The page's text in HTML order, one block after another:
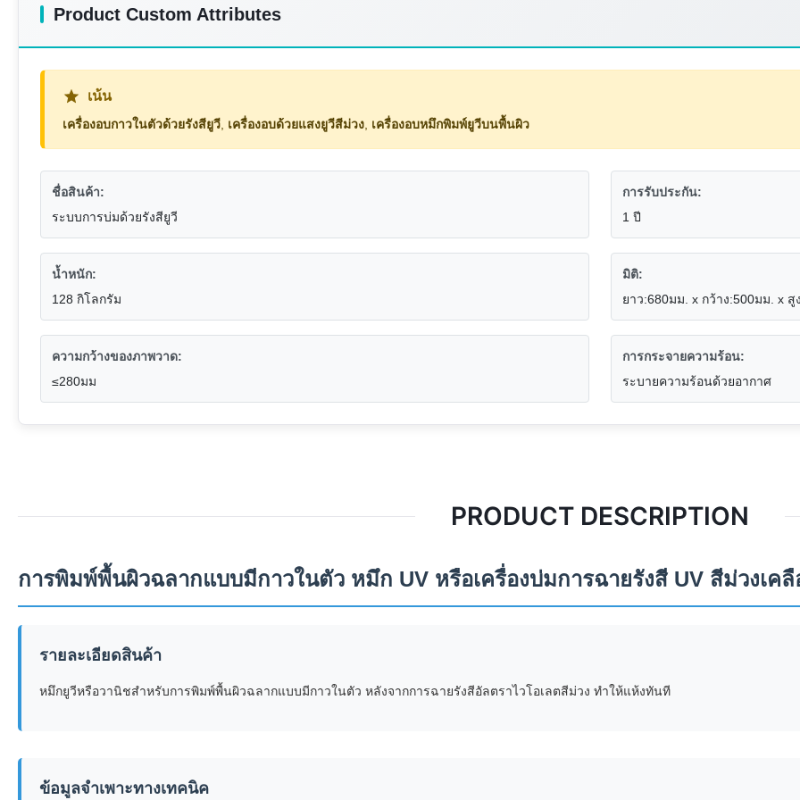
Product Custom Attributes
เน้น
เครื่องอบกาวในตัวด้วยรังสียูวี เครื่องอบด้วยแสงยูวีสีม่วง เครื่องอบหมึกพิมพ์ยูวีบนพื้นผิว
ชื่อสินค้า:
ระบบการบ่มด้วยรังสียูวี
การรับประกัน:
1 ปี
น้ำหนัก:
128 กิโลกรัม
มิติ:
ยาว:680มม. x กว้าง:500มม. x สู
ความกว้างของภาพวาด:
≤280มม
การกระจายความร้อน:
ระบายความร้อนด้วยอากาศ
PRODUCT DESCRIPTION
การพิมพ์พื้นผิวฉลากแบบมีกาวในตัว หมึก UV หรือเครื่องบ่มการฉายรังสี UV สีม่วงเคลื
รายละเอียดสินค้า
หมึกยูวีหรือวานิชสำหรับการพิมพ์พื้นผิวฉลากแบบมีกาวในตัว หลังจากการฉายรังสีอัลตราไวโอเลตสีม่วง ทำให้แห้งทันที
ข้อมูลจำเพาะทางเทคนิค